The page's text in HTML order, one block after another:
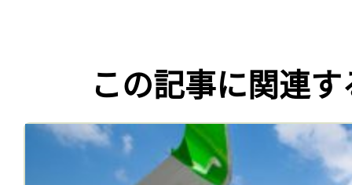
この記事に関連